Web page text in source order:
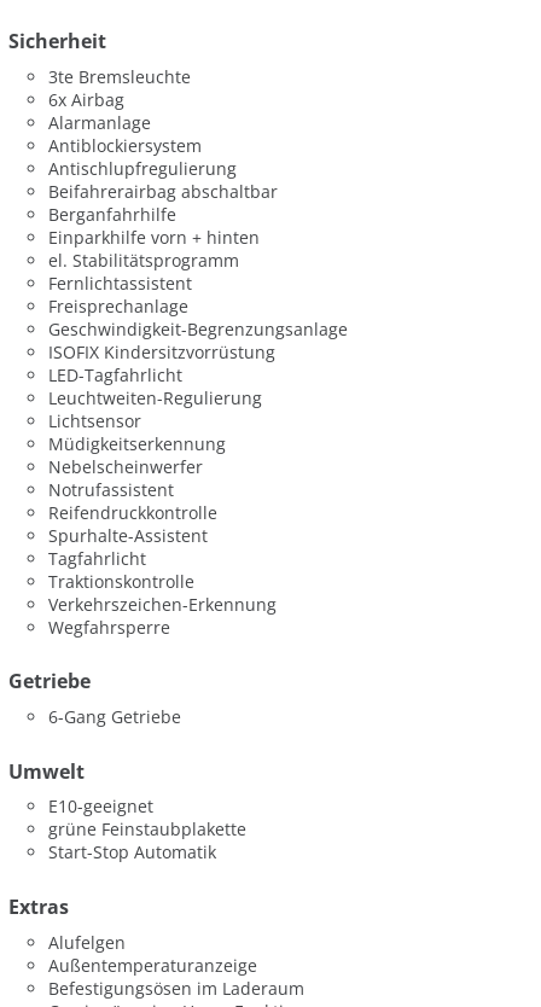
Sicherheit
3te Bremsleuchte
6x Airbag
Alarmanlage
Antiblockiersystem
Antischlupfregulierung
Beifahrerairbag abschaltbar
Berganfahrhilfe
Einparkhilfe vorn + hinten
el. Stabilitätsprogramm
Fernlichtassistent
Freisprechanlage
Geschwindigkeit-Begrenzungsanlage
ISOFIX Kindersitzvorrüstung
LED-Tagfahrlicht
Leuchtweiten-Regulierung
Lichtsensor
Müdigkeitserkennung
Nebelscheinwerfer
Notrufassistent
Reifendruckkontrolle
Spurhalte-Assistent
Tagfahrlicht
Traktionskontrolle
Verkehrszeichen-Erkennung
Wegfahrsperre
Getriebe
6-Gang Getriebe
Umwelt
E10-geeignet
grüne Feinstaubplakette
Start-Stop Automatik
Extras
Alufelgen
Außentemperaturanzeige
Befestigungsösen im Laderaum